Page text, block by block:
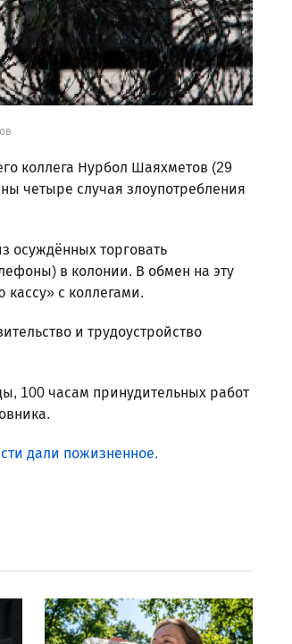
коллега Нурбол Шаяхметов (29
четыре случая злоупотребления
осуждённых торговать
в колонии. В обмен на эту
кассу» с коллегами.
и трудоустройство
100 часам принудительных работ
дали пожизненное.